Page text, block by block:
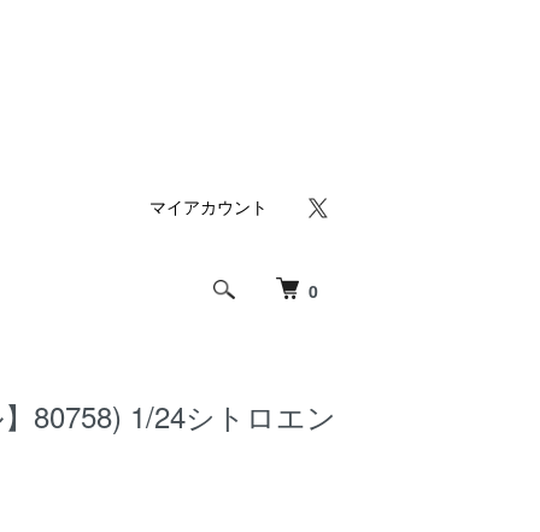
0
マイアカウント
80758) 1/24シトロエン